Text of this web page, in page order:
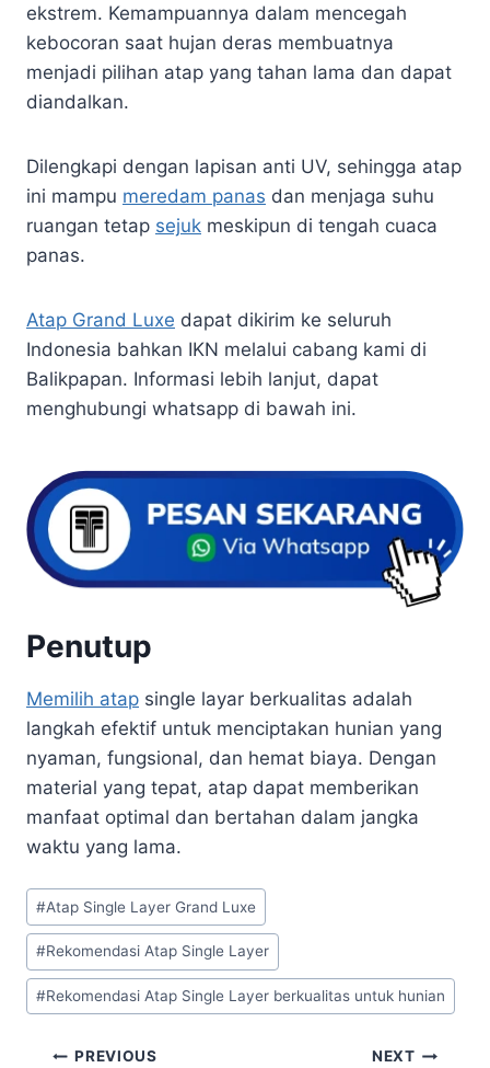
ekstrem. Kemampuannya dalam mencegah
kebocoran saat hujan deras membuatnya
menjadi pilihan atap yang tahan lama dan dapat
diandalkan.
Dilengkapi dengan lapisan anti UV, sehingga atap
ini mampu meredam panas dan menjaga suhu
ruangan tetap sejuk meskipun di tengah cuaca
panas.
Atap Grand Luxe dapat dikirim ke seluruh
Indonesia bahkan IKN melalui cabang kami di
Balikpapan. Informasi lebih lanjut, dapat
menghubungi whatsapp di bawah ini.
Penutup
Memilih atap single layar berkualitas adalah
langkah efektif untuk menciptakan hunian yang
nyaman, fungsional, dan hemat biaya. Dengan
material yang tepat, atap dapat memberikan
manfaat optimal dan bertahan dalam jangka
waktu yang lama.
#Atap Single Layer Grand Luxe
#Rekomendasi Atap Single Layer
#Rekomendasi Atap Single Layer berkualitas untuk hunian
PREVIOUS NEXT